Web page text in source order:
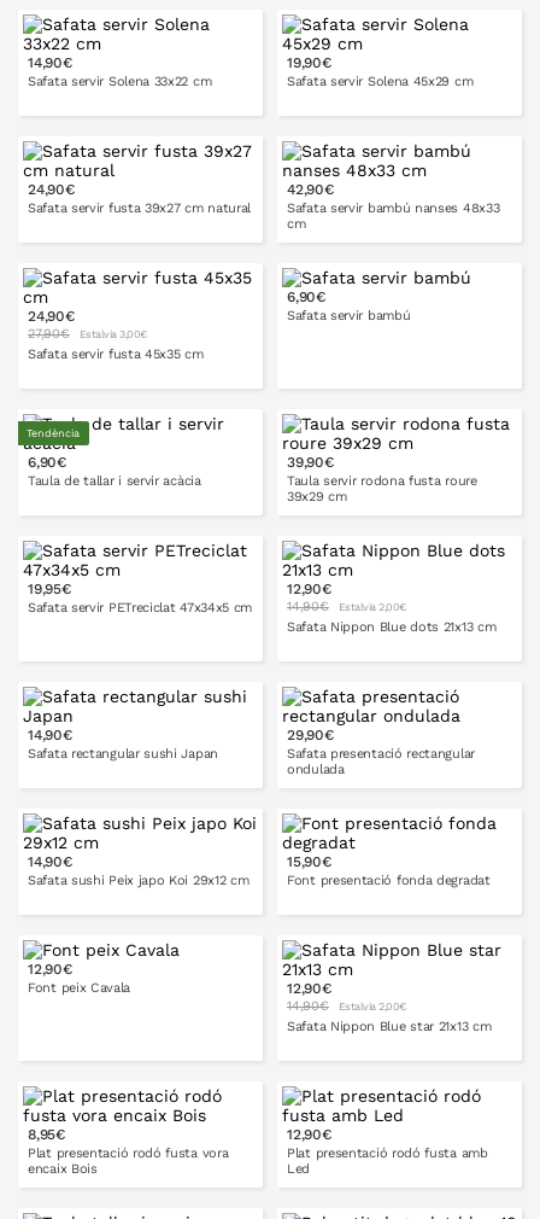
A LA CISTELLA
14 cm 17 cm
14,90€
Safata servir Solena 33x22 cm
A LA CISTELLA
19,90€
Safata servir Solena 45x29 cm
A LA CISTELLA
24,90€
Safata servir fusta 39x27 cm natural
A LA CISTELLA
42,90€
Safata servir bambú nanses 48x33
cm
24,90€
27,90€ Estalvia 3,00€
Safata servir fusta 45x35 cm
A LA CISTELLA
6,90€
Safata servir bambú
Tendència
6,90€
Taula de tallar i servir acàcia
29x14 cm 35x18 cm
39,90€
Taula servir rodona fusta roure
39x29 cm
A LA CISTELLA
19,95€
Safata servir PETreciclat 47x34x5 cm
12,90€
14,90€ Estalvia 2,00€
Safata Nippon Blue dots 21x13 cm
A LA CISTELLA
14,90€
Safata rectangular sushi Japan
29,90€
Safata presentació rectangular
ondulada
14,90€
Safata sushi Peix japo Koi 29x12 cm
15,90€
Font presentació fonda degradat
12,90€
Font peix Cavala 12,90€
14,90€ Estalvia 2,00€
Safata Nippon Blue star 21x13 cm
A LA CISTELLA
8,95€
Plat presentació rodó fusta vora
encaix Bois
12,90€
Plat presentació rodó fusta amb
Led